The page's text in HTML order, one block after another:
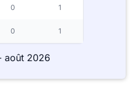
0 1
0 1
2026